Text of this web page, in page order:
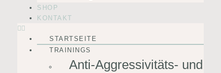
SHOP
KONTAKT
STARTSEITE
TRAININGS
Anti-Aggressivitäts- und